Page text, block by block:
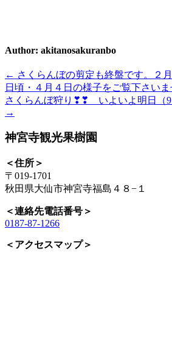
Author: akitanosakuranbo
投
稿
ナ
ビ
ゲ
ー
シ
ョ
← さくらんぼの剪定も終盤です。２
日頃・４月４日の様子をご覧下さいま
さくらんぼ狩り❣❣ いよいよ明日（9
→
神宮寺観光果樹園
＜住所＞
〒019-1701
秋田県大仙市神宮寺福島４８−１
＜連絡先電話番号＞
0187-87-1266
＜アクセスマップ＞